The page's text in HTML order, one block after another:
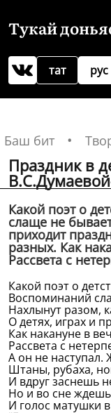
Тукай
рус
тат
Баш бит
Праздник в
Какой поэт о
слаще не
приходит
разных. Как
Рассвета с
Какой поэт о
Воспоминаний
Нахлынут разом,
О детях, играх и
Как накануне в
Рассвета с
А он не наступал.
Штаны, рубаха,
И вдруг заснешь
Но и во сне ждешь
И голос матушки